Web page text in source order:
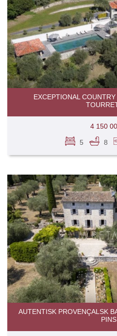
EXCEPTIONAL
4 150
5 8
AUTENTISK PROVENÇALSK
PINS